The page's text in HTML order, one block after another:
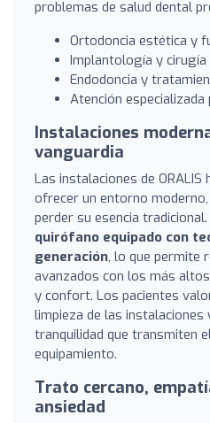
problemas de salud dental
Ortodoncia estética y
Implantología y cirugía
Endodoncia y
Atención
Instalaciones
vanguardia
Las instalaciones de
ofrecer un entorno
perder su esencia
quirófano equipado con
generación, lo que permite
avanzados con los más
y confort. Los pacientes
limpieza de las instalaciones
tranquilidad que transmiten
equipamiento.
Trato cercano,
ansiedad